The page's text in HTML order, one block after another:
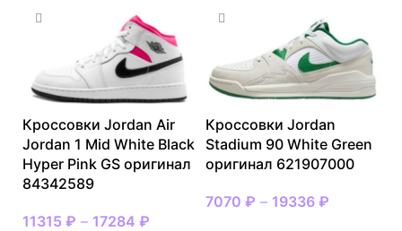
Кроссовки Jordan Air
Jordan 1 Mid White Black
Hyper Pink GS оригинал
84342589
11315 ₽ – 17284 ₽
Кроссовки Jordan
Stadium 90 White Green
оригинал 621907000
7070 ₽ – 19336 ₽